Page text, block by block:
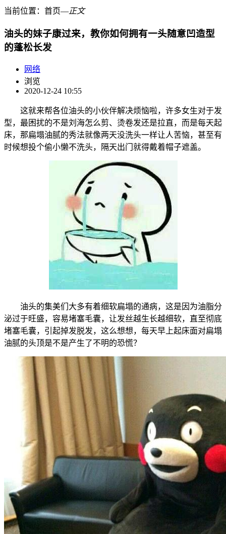
当前位置： 首页―正文
油头的妹子康过来，教你如何拥有一头随意凹造型
的蓬松长发
网络
浏览
2020-12-24 10:55
这就来帮各位油头的小伙伴解决烦恼啦，许多女生对于发
型，最困扰的不是刘海怎么剪、烫卷发还是拉直，而是每天起
床，那扁塌油腻的秀法就像两天没洗头一样让人苦恼，甚至有
时候想投个偷小懒不洗头，隔天出门就得戴着帽子遮盖。
油头的集美们大多有着细软扁塌的通病，这是因为油脂分
泌过于旺盛，容易堵塞毛囊，让发丝越生长越细软，直至彻底
堵塞毛囊，引起掉发脱发，这么想想，每天早上起床面对扁塌
油腻的头顶是不是产生了不明的恐慌？